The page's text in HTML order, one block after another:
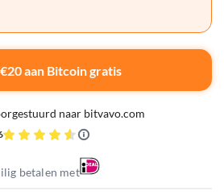
aan Bitcoin gratis
naar bitvavo.com
betalen met